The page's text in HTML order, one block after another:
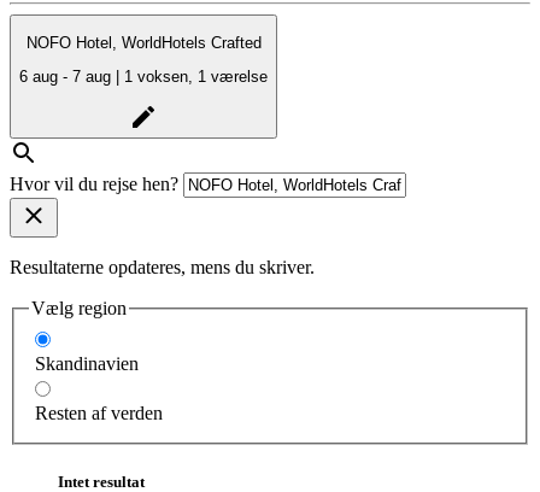
NOFO Hotel, WorldHotels Crafted
6 aug - 7 aug | 1 voksen, 1 værelse
Hvor vil du rejse hen?
Resultaterne opdateres, mens du skriver.
Vælg region
Skandinavien
Resten af verden
Intet resultat